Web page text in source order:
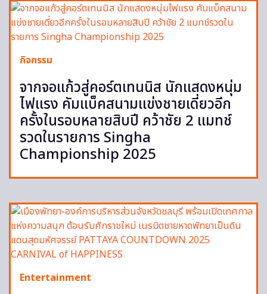
กิจกรรม
จากจอแก้วสู่คอร์ตเทนนิส นักแสดงหนุ่ม
ไฟแรง คัมแบ็คสนามแข่งชายเดี่ยวอีก
ครั้งในรอบหลายสิบปี คว้าชัย 2 แมทช์
รวดในรายการ Singha
Championship 2025
Entertainment